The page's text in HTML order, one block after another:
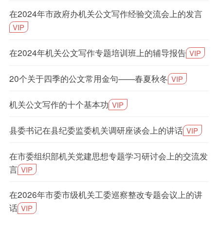
在2024年市政府办机关公文写作经验交流会上的发言
VIP
在2024年机关公文写作专题培训班上的辅导报告 VIP
20个关于四季的公文常用金句——春夏秋冬 VIP
机关公文写作的十个基本功 VIP
县委书记在县纪委监委机关调研座谈会上的讲话 VIP
在市委组织部机关党建思想专题学习研讨会上的交流发
言 VIP
在2026年市委市级机关工委巡察整改专题会议上的讲
话 VIP